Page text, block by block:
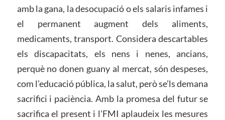
amb la gana, la desocupació o els salaris infames i
el permanent augment dels aliments,
medicaments, transport. Considera descartables
els discapacitats, els nens i nenes, ancians,
perquè no donen guany al mercat, són despeses,
com l’educació pública, la salut, però se’ls demana
sacrifici i paciència. Amb la promesa del futur se
sacrifica el present i l’FMI aplaudeix les mesures